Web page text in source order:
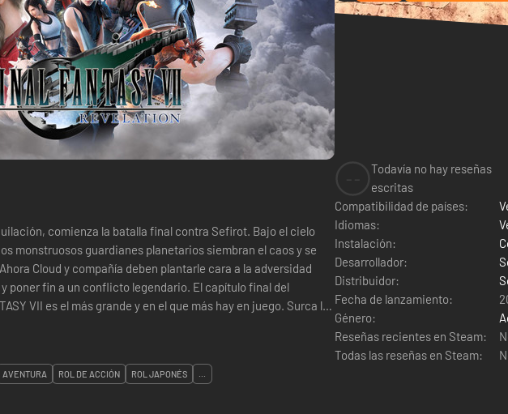
comienza la batalla final contra Sefirot. Bajo el cielo
monstruosos guardianes planetarios siembran el caos y se
Cloud y compañía deben plantarle cara a la adversidad
a un conflicto legendario. El capítulo final del
VII es el más grande y en el que más hay en juego. Surca los
Todavía no hay reseñas
escritas
Compatibilidad de países:
Idiomas:
Instalación:
Desarrollador:
Distribuidor:
Fecha de lanzamiento:
Género:
Reseñas recientes en Steam:
Todas las reseñas en Steam:
AVENTURA ROL DE ACCIÓN ROL JAPONÉS ...